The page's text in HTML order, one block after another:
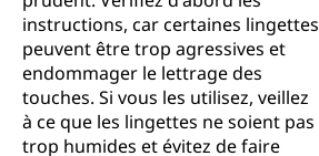
instructions, car certaines lingettes
peuvent être trop agressives et
endommager le lettrage des
touches. Si vous les utilisez, veillez
à ce que les lingettes ne soient pas
trop humides et évitez de faire